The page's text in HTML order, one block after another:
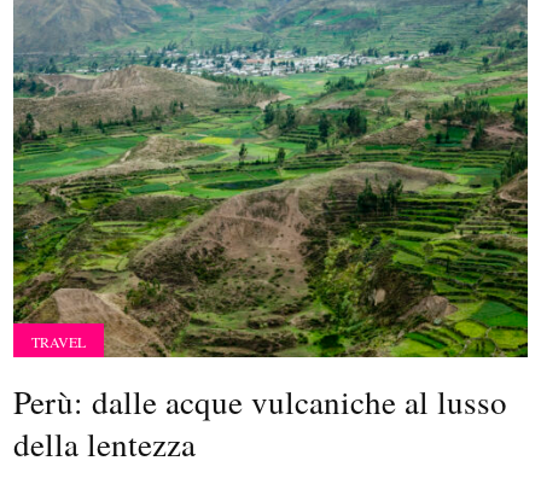
TRAVEL
Perù: dalle acque vulcaniche al lusso
della lentezza